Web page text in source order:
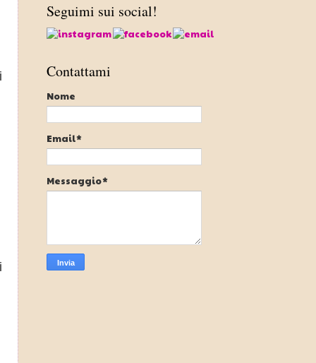
Seguimi sui social!
Contattami
Nome
Email*
Messaggio*